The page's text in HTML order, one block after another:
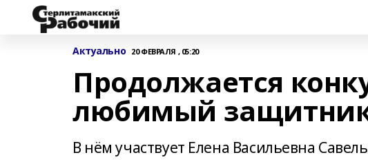
Актуально 20 ФЕВРАЛЯ , 05:20
Продолжается
любимый
В нём участвует Елена Васильевна